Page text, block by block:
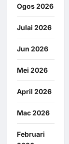
Ogos 2026
Julai 2026
Jun 2026
Mei 2026
April 2026
Mac 2026
Februari